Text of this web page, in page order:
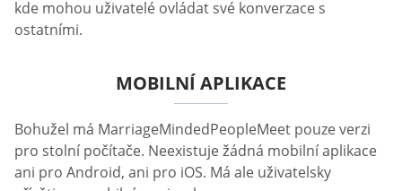
kde mohou uživatelé ovládat své konverzace s
ostatními.
MOBILNÍ APLIKACE
Bohužel má MarriageMindedPeopleMeet pouze verzi
pro stolní počítače. Neexistuje žádná mobilní aplikace
ani pro Android, ani pro iOS. Má ale uživatelsky